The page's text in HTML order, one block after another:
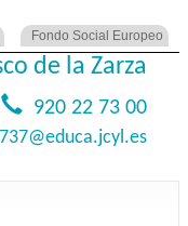
Fondo Social Europeo
de la Zarza
920 22 73 00